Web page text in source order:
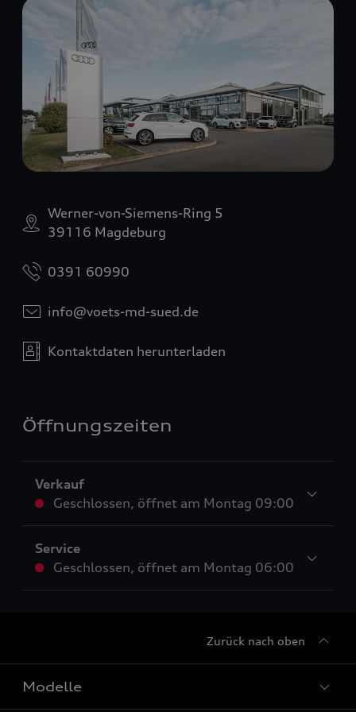
Werner-von-Siemens-Ring 5
39116 Magdeburg
0391 60990
info@voets-md-sued.de
Kontaktdaten herunterladen
Öffnungszeiten
Verkauf
Geschlossen, öffnet am Montag 09:00
Service
Geschlossen, öffnet am Montag 06:00
Zurück nach oben
Modelle